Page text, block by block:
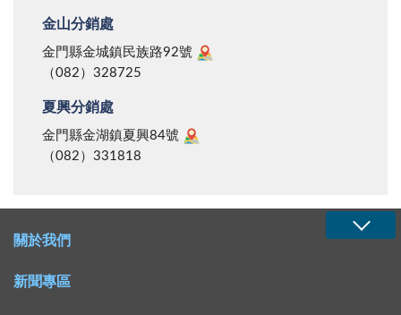
庭中，還要承受輕蔑與忽視，試想這吃力不討好的工
作，除了家庭主婦外，誰肯承擔？ 家庭主婦的辛勞不
應該被視為理所當然，社會應該給予她們更多的尊重與
關懷，並且適時給予協助。最基本的，家人應該學會感
謝，學會分擔家務，不要讓家庭主婦一個人承擔所有的
壓力。例如，丈夫可以在下班後主動幫忙洗碗，孩子可
息和喘息的時間。當主婦想休息時就該讓她們放下家
務，享受屬於自己的時光，或是給她們一個小小的驚
喜，讓她們感受到自己的辛勞並非被忽視。 有人曾
網查詢；到了下週，同學們帶來咖啡渣、蛋殼、香蕉皮
等等，唯有承昀竟帶了一盒市售的化學肥料過來。 因
此，另三個組員根本不敢交代承昀攜帶食材，但是這次
作業要算的是團體分數，若讓承昀不出錢也不出力、就
什麼都沒做，那要出買食材的錢。」承昀懶洋洋地說：
四人，一人兩百元，就八百元了，做個鬆餅要那麼多錢
嗎？」但還是將錢給了承昀。 到了烹飪課那天，承昀
這位少爺仍舊袖手旁觀、十指不沾陽春水，好在組員們
金山分銷處
金門縣金城鎮民族路92號
（082）328725
夏興分銷處
金門縣金湖鎮夏興84號
（082）331818
關於我們
新聞專區